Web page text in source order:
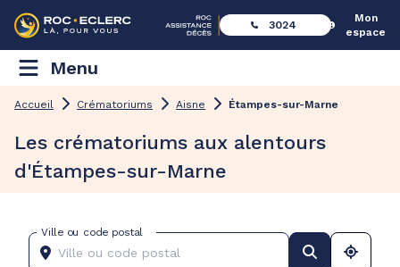
3024
Mon
espace
Menu
Accueil Crématoriums Aisne Étampes-sur-Marne
Les crématoriums aux alentours
d'Étampes-sur-Marne
Ville ou code postal